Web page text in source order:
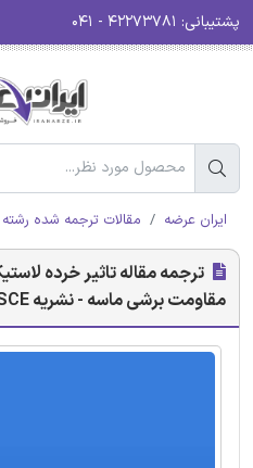
پشتیبانی:
ایران عرضه مقالات ترجمه شده
ترجمه مقاله تاثیر خرده
مقاومت برشی ماسه - نشریه ASCE